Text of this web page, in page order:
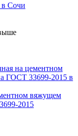
вяжущем
2015